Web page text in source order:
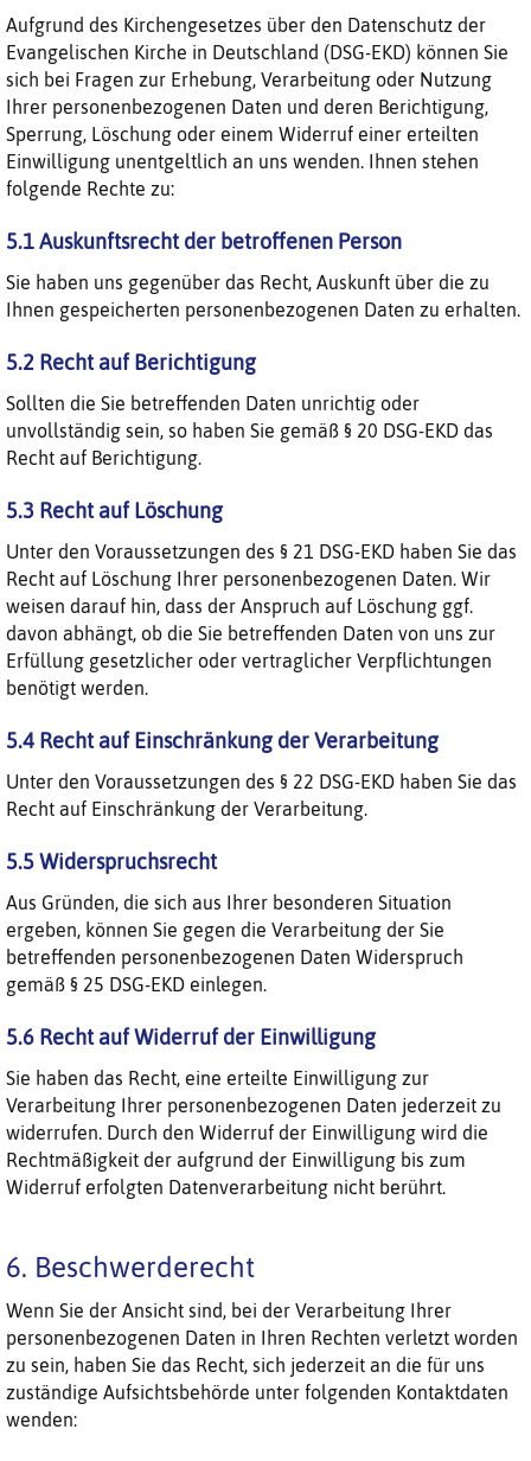
Aufgrund des Kirchengesetzes über den Datenschutz der
Evangelischen Kirche in Deutschland (DSG-EKD) können Sie
sich bei Fragen zur Erhebung, Verarbeitung oder Nutzung
Ihrer personenbezogenen Daten und deren Berichtigung,
Sperrung, Löschung oder einem Widerruf einer erteilten
Einwilligung unentgeltlich an uns wenden. Ihnen stehen
folgende Rechte zu:
5.1 Auskunftsrecht der betroffenen Person
Sie haben uns gegenüber das Recht, Auskunft über die zu
Ihnen gespeicherten personenbezogenen Daten zu erhalten.
5.2 Recht auf Berichtigung
Sollten die Sie betreffenden Daten unrichtig oder
unvollständig sein, so haben Sie gemäß § 20 DSG-EKD das
Recht auf Berichtigung.
5.3 Recht auf Löschung
Unter den Voraussetzungen des § 21 DSG-EKD haben Sie das
Recht auf Löschung Ihrer personenbezogenen Daten. Wir
weisen darauf hin, dass der Anspruch auf Löschung ggf.
davon abhängt, ob die Sie betreffenden Daten von uns zur
Erfüllung gesetzlicher oder vertraglicher Verpflichtungen
benötigt werden.
5.4 Recht auf Einschränkung der Verarbeitung
Unter den Voraussetzungen des § 22 DSG-EKD haben Sie das
Recht auf Einschränkung der Verarbeitung.
5.5 Widerspruchsrecht
Aus Gründen, die sich aus Ihrer besonderen Situation
ergeben, können Sie gegen die Verarbeitung der Sie
betreffenden personenbezogenen Daten Widerspruch
gemäß § 25 DSG-EKD einlegen.
5.6 Recht auf Widerruf der Einwilligung
Sie haben das Recht, eine erteilte Einwilligung zur
Verarbeitung Ihrer personenbezogenen Daten jederzeit zu
widerrufen. Durch den Widerruf der Einwilligung wird die
Rechtmäßigkeit der aufgrund der Einwilligung bis zum
Widerruf erfolgten Datenverarbeitung nicht berührt.
6. Beschwerderecht
Wenn Sie der Ansicht sind, bei der Verarbeitung Ihrer
personenbezogenen Daten in Ihren Rechten verletzt worden
zu sein, haben Sie das Recht, sich jederzeit an die für uns
zuständige Aufsichtsbehörde unter folgenden Kontaktdaten
wenden: